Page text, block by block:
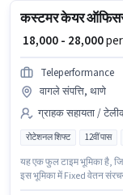
कस्टमर केयर
₹ 18,000 - 28,000per
Teleperformance
वागले संपत्ति, थाणे
ग्राहक सहायता /
रोटेशनल शिफ्ट 12वीं पास
यह एक फुल टाइम भूमिका है,
इस भूमिका में Fixed वेतन